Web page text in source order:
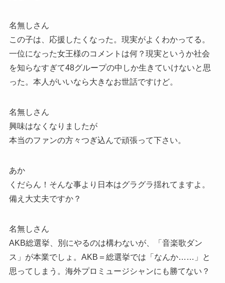
名無しさん
この子は、応援したくなった。現実がよくわかってる。
一位になった女王様のコメントは何？現実というか社会
を知らなすぎて48グループの中しか生きていけないと思
った。本人がいいなら大きなお世話ですけど。
名無しさん
興味はなくなりましたが
本当のファンの方々つぎ込んで頑張って下さい。
あか
くだらん！そんな事より日本はグラグラ揺れてますよ。
備え大丈夫ですか？
名無しさん
AKB総選挙、別にやるのは構わないが、「音楽歌ダン
ス」が本業でしょ。AKB＝総選挙では「なんか……」と
思ってしまう。海外プロミュージシャンにも勝てない？